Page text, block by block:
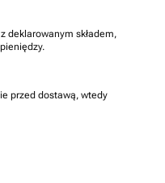
deklarowanym składem,
przed dostawą, wtedy